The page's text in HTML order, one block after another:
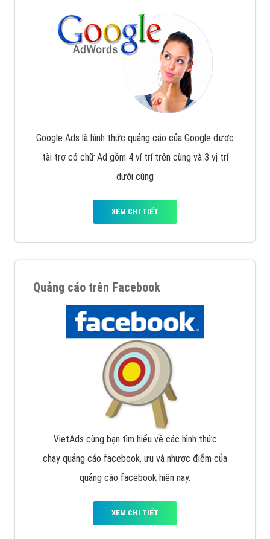
Google Ads là hình thức quảng cáo của Google được
tài trợ có chữ Ad gồm 4 ví trí trên cùng và 3 vị trí
dưới cùng
XEM CHI TIẾT
Quảng cáo trên Facebook
VietAds cùng bạn tìm hiểu về các hình thức
chạy quảng cáo facebook, ưu và nhược điểm của
quảng cáo facebook hiện nay.
XEM CHI TIẾT